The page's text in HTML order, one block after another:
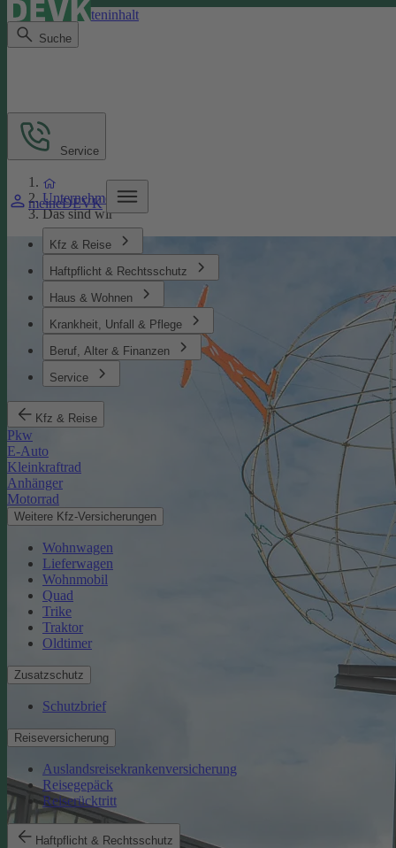
Direkt zum Seiteninhalt
Suche
meineDEVK
Kfz & Reise
Haftpflicht & Rechtsschutz
Haus & Wohnen
Krankheit, Unfall & Pflege
Beruf, Alter & Finanzen
Service
Kfz & Reise
Pkw
E-Auto
Kleinkraftrad
Anhänger
Motorrad
Weitere Kfz-Versicherungen
Wohnwagen
Lieferwagen
Wohnmobil
Quad
Trike
Traktor
Oldtimer
Zusatzschutz
Schutzbrief
Reiseversicherung
Auslandsreisekrankenversicherung
Reisegepäck
Reiserücktritt
Haftpflicht & Rechtsschutz
Service
Unternehmen
Das sind wir